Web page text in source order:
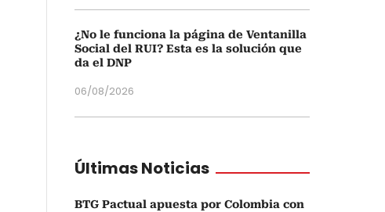
¿No le funciona la página de Ventanilla
Social del RUI? Esta es la solución que
da el DNP
06/08/2026
Últimas Noticias
BTG Pactual apuesta por Colombia con